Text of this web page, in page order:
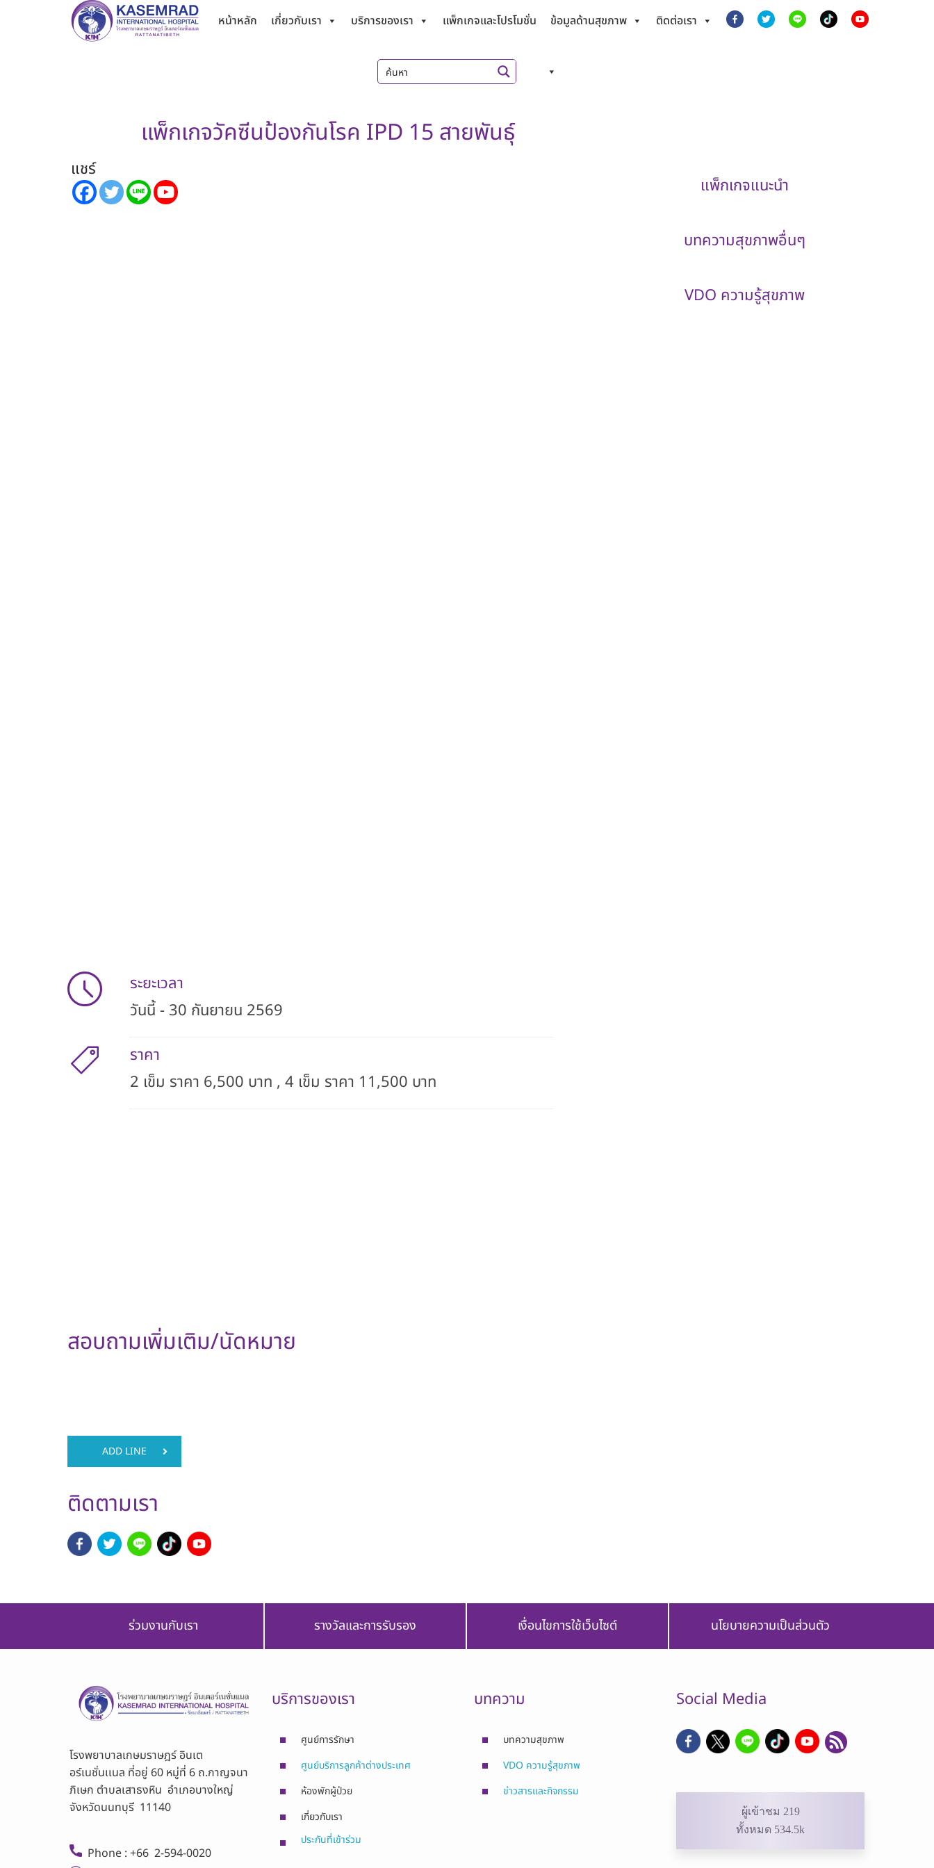
หน้าหลัก เกี่ยวกับเรา บริการของเรา แพ็กเกจและโปรโมชั่น ข้อมูลด้านสุขภาพ ติดต่อเรา
แพ็กเกจวัคซีนป้องกันโรค IPD 15 สายพันธุ์
แชร์
ระยะเวลา
วันนี้ - 30 กันยายน 2569
ราคา
2 เข็ม ราคา 6,500 บาท , 4 เข็ม ราคา 11,500 บาท
สอบถามเพิ่มเติม/นัดหมาย
ADD LINE
ติดตามเรา
แพ็กเกจแนะนำ
บทความสุขภาพอื่นๆ
VDO ความรู้สุขภาพ
ร่วมงานกับเรา รางวัลและการรับรอง เงื่อนไขการใช้เว็บไซต์ นโยบายความเป็นส่วนตัว
โรงพยาบาลเกษมราษฎร์ อินเต
อร์เนชั่นเเนล ที่อยู่ 60 หมู่ที่ 6 ถ.กาญจนา
ภิเษก ตำบลเสาธงหิน อำเภอบางใหญ่
จังหวัดนนทบุรี 11140
Phone : +66 2-594-0020
บริการของเรา
ศูนย์การรักษา
ศูนย์บริการลูกค้าต่างประเทศ
ห้องพักผู้ป่วย
เกี่ยวกับเรา
ประกันที่เข้าร่วม
บทความ
บทความสุขภาพ
VDO ความรู้สุขภาพ
ข่าวสารและกิจกรรม
Social Media
ผู้เข้าชม 219
ทั้งหมด 534.5k